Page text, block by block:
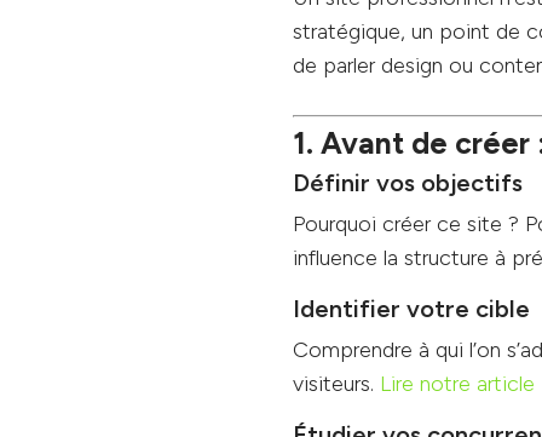
stratégique, un point de
de parler design ou
1. Avant de
Définir vos objectifs
Pourquoi créer ce site ?
influence la structure à
Identifier votre cible
Comprendre à qui l’on
visiteurs. Lire notre